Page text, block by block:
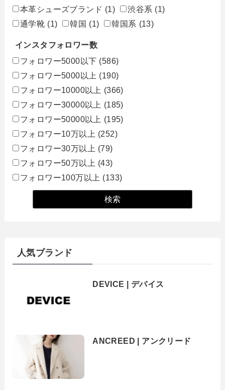
本革シューズブランド (1) 渋谷系 (1)
通学靴 (1) 韓国 (1) 韓国系 (13)
インスタフォロワー数
フォロワー5000以下 (586)
フォロワー5000以上 (190)
フォロワー10000以上 (366)
フォロワー30000以上 (185)
フォロワー50000以上 (195)
フォロワー10万以上 (252)
フォロワー30万以上 (79)
フォロワー50万以上 (43)
フォロワー100万以上 (133)
人気ブランド
DEVICE | デバイス
ANCREED | アンクリード